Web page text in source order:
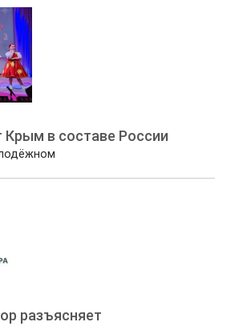
в составе России
разъясняет